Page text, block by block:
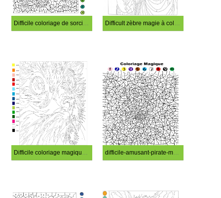
Difficile coloriage de sorcière mignonne magique Difficult zèbre magie à colorier
Difficile coloriage magique de chat difficile-amusant-pirate-magie-coloriage